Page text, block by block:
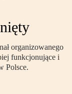
organizowanego
funkcjonujące i
Polsce.